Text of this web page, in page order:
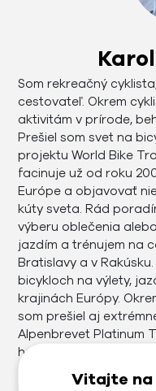
Som rekreačný
cestovateľ. Okrem
aktivitám v prírode,
Prešiel som svet na
projektu World Bike
facinuje už od roku
Európe a objavovať
kúty sveta. Rád
výberu oblečenia
jazdím a trénujem na
Bratislavy a v
bicykloch na výlety,
krajinách Európy.
som prešiel aj
Alpenbrevet Platinum
hodinovej jazdy z KE
cyklomaratón Jasná
najazdím od 6000 do
Vitajte na